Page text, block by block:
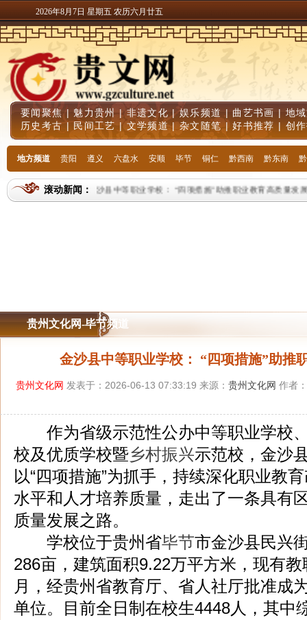
2026年8月7日 星期五 农历六月廿五
要闻聚焦| 魅力贵州|非遗文化 |娱乐频道 | 曲艺书画 | 地
历史考古 | 民间工艺 |文学频道|杂文随笔 |好书推荐 | 创
地方频道 贵阳 遵义 六盘水 安顺 毕节 铜仁 黔西南 黔东南
滚动新闻：金沙县中等职业学校： “四项措施”助推职业教育高质量发展
贵州文化网-毕节频道
金沙县中等职业学校： “四项措施”助推
贵州文化网 发表于：2026-06-13 07:33:19 来源： 贵州文化网 作者
作为省级示范性公办中等职业学校
校及优质学校暨乡村振兴示范校，金沙
以“四项措施”为抓手，持续深化职业教
水平和人才培养质量，走出了一条具有
质量发展之路。
学校位于贵州省毕节市金沙县民兴
286亩，建筑面积9.22万平方米，现有
月，经贵州省教育厅、省人社厅批准成
单位。目前全日制在校生4448人，其中